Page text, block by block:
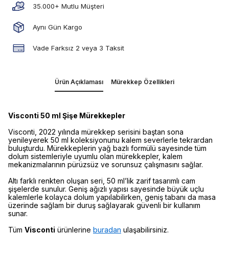
35.000+ Mutlu Müşteri
Aynı Gün Kargo
Vade Farksız 2 veya 3 Taksit
Ürün Açıklaması Mürekkep Özellikleri
Visconti 50 ml Şişe Mürekkepler
Visconti, 2022 yılında mürekkep serisini baştan sona
yenileyerek 50 ml koleksiyonunu kalem severlerle tekrardan
buluşturdu. Mürekkeplerin yağ bazlı formülü sayesinde tüm
dolum sistemleriyle uyumlu olan mürekkepler, kalem
mekanizmalarının pürüzsüz ve sorunsuz çalışmasını sağlar.
Altı farklı renkten oluşan seri, 50 ml’lik zarif tasarımlı cam
şişelerde sunulur. Geniş ağızlı yapısı sayesinde büyük uçlu
kalemlerle kolayca dolum yapılabilirken, geniş tabanı da masa
üzerinde sağlam bir duruş sağlayarak güvenli bir kullanım
sunar.
Tüm Visconti ürünlerine buradan ulaşabilirsiniz.